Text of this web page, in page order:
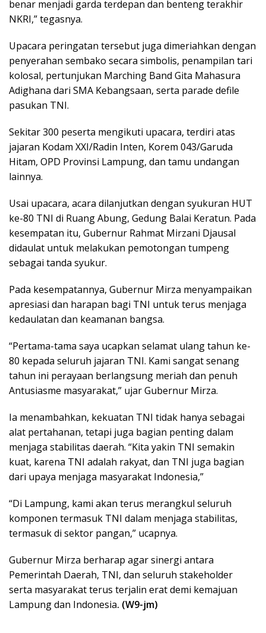
benar menjadi garda terdepan dan benteng terakhir
NKRI,” tegasnya.
Upacara peringatan tersebut juga dimeriahkan dengan
penyerahan sembako secara simbolis, penampilan tari
kolosal, pertunjukan Marching Band Gita Mahasura
Adighana dari SMA Kebangsaan, serta parade defile
pasukan TNI.
Sekitar 300 peserta mengikuti upacara, terdiri atas
jajaran Kodam XXI/Radin Inten, Korem 043/Garuda
Hitam, OPD Provinsi Lampung, dan tamu undangan
lainnya.
Usai upacara, acara dilanjutkan dengan syukuran HUT
ke-80 TNI di Ruang Abung, Gedung Balai Keratun. Pada
kesempatan itu, Gubernur Rahmat Mirzani Djausal
didaulat untuk melakukan pemotongan tumpeng
sebagai tanda syukur.
Pada kesempatannya, Gubernur Mirza menyampaikan
apresiasi dan harapan bagi TNI untuk terus menjaga
kedaulatan dan keamanan bangsa.
“Pertama-tama saya ucapkan selamat ulang tahun ke-
80 kepada seluruh jajaran TNI. Kami sangat senang
tahun ini perayaan berlangsung meriah dan penuh
Antusiasme masyarakat,” ujar Gubernur Mirza.
Ia menambahkan, kekuatan TNI tidak hanya sebagai
alat pertahanan, tetapi juga bagian penting dalam
menjaga stabilitas daerah. “Kita yakin TNI semakin
kuat, karena TNI adalah rakyat, dan TNI juga bagian
dari upaya menjaga masyarakat Indonesia,”
“Di Lampung, kami akan terus merangkul seluruh
komponen termasuk TNI dalam menjaga stabilitas,
termasuk di sektor pangan,” ucapnya.
Gubernur Mirza berharap agar sinergi antara
Pemerintah Daerah, TNI, dan seluruh stakeholder
serta masyarakat terus terjalin erat demi kemajuan
Lampung dan Indonesia. (W9-jm)